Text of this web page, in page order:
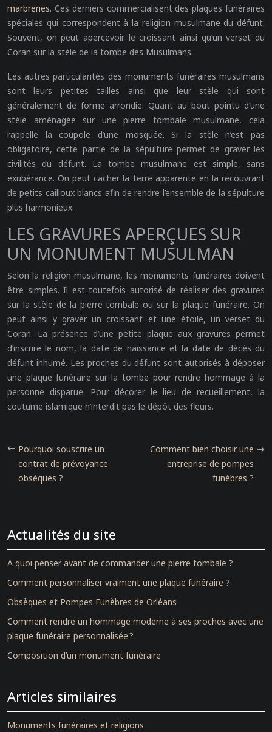
marbreries. Ces derniers commercialisent des plaques funéraires
spéciales qui correspondent à la religion musulmane du défunt.
Souvent, on peut apercevoir le croissant ainsi qu’un verset du
Coran sur la stèle de la tombe des Musulmans.
Les autres particularités des monuments funéraires musulmans
sont leurs petites tailles ainsi que leur stèle qui sont
généralement de forme arrondie. Quant au bout pointu d’une
stèle aménagée sur une pierre tombale musulmane, cela
rappelle la coupole d’une mosquée. Si la stèle n’est pas
obligatoire, cette partie de la sépulture permet de graver les
civilités du défunt. La tombe musulmane est simple, sans
exubérance. On peut cacher la terre apparente en la recouvrant
de petits cailloux blancs afin de rendre l’ensemble de la sépulture
plus harmonieux.
LES GRAVURES APERÇUES SUR
UN MONUMENT MUSULMAN
Selon la religion musulmane, les monuments funéraires doivent
être simples. Il est toutefois autorisé de réaliser des gravures
sur la stèle de la pierre tombale ou sur la plaque funéraire. On
peut ainsi y graver un croissant et une étoile, un verset du
Coran. La présence d’une petite plaque aux gravures permet
d’inscrire le nom, la date de naissance et la date de décès du
défunt inhumé. Les proches du défunt sont autorisés à déposer
une plaque funéraire sur la tombe pour rendre hommage à la
personne disparue. Pour décorer le lieu de recueillement, la
coutume islamique n’interdit pas le dépôt des fleurs.
Pourquoi souscrire un
contrat de prévoyance
obsèques ?
Comment bien choisir une
entreprise de pompes
funèbres ?
Actualités du site
A quoi penser avant de commander une pierre tombale ?
Comment personnaliser vraiment une plaque funéraire ?
Obsèques et Pompes Funèbres de Orléans
Comment rendre un hommage moderne à ses proches avec une
plaque funéraire personnalisée ?
Composition d’un monument funéraire
Articles similaires
Monuments funéraires et religions